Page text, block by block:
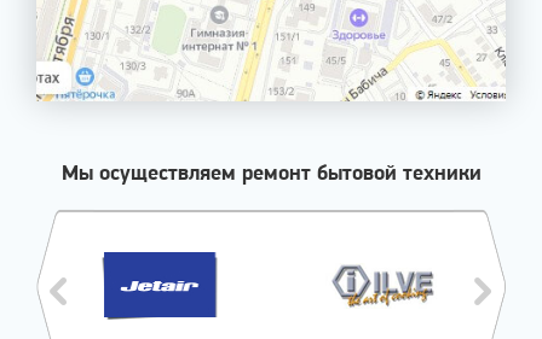
Мы осуществляем ремонт бытовой техники